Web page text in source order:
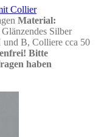
Collier
Material:
Glänzendes Silber
und B, Colliere cca 50
Bitte
haben